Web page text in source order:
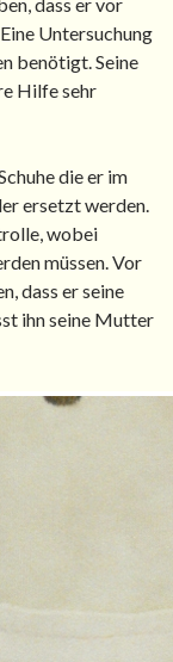
dass er vor
Untersuchung
benötigt. Seine
Hilfe sehr
die er im
ersetzt werden.
wobei
müssen. Vor
dass er seine
ihn seine Mutter